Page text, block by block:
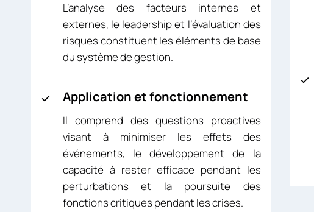
L’analyse des facteurs internes et
externes, le leadership et l’évaluation des
risques constituent les éléments de base
du système de gestion.
Application et fonctionnement
Il comprend des questions proactives
visant à minimiser les effets des
événements, le développement de la
capacité à rester efficace pendant les
perturbations et la poursuite des
fonctions critiques pendant les crises.